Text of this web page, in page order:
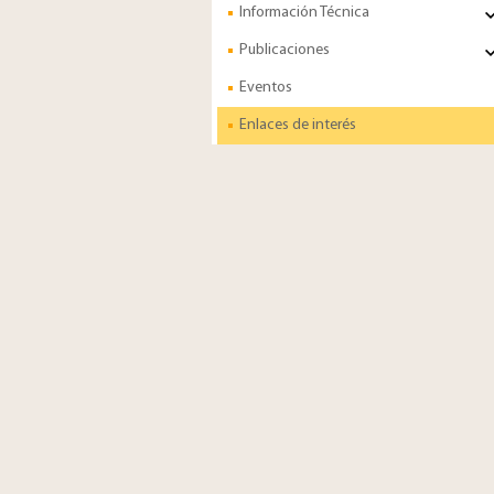
Información Técnica
Publicaciones
Eventos
Enlaces de interés